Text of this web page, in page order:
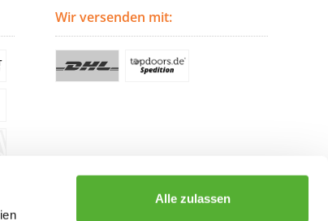
Alle zulassen
Wir versenden mit: